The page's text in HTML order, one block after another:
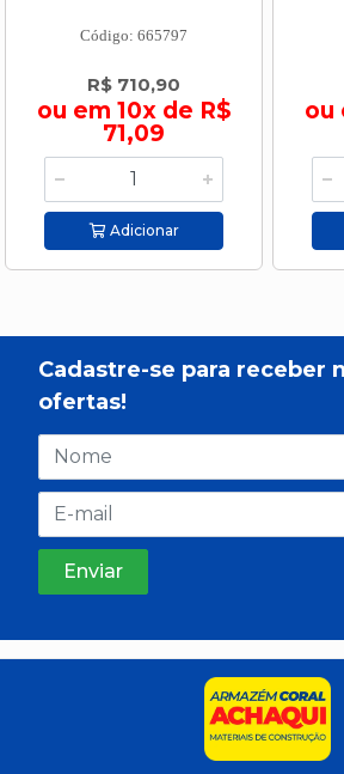
Código: 665797
R$ 710,90
ou em 10x de R$
71,09
Adicionar
ou
Cadastre-se para receber
ofertas!